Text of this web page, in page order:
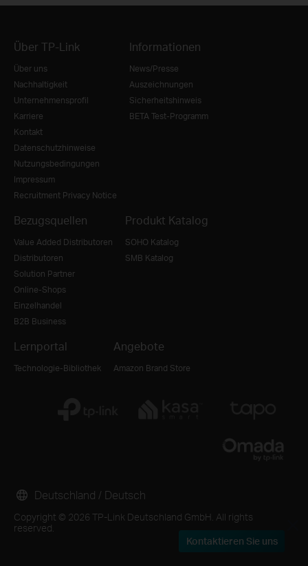
Über TP-Link
Über uns
Nachhaltigkeit
Unternehmensprofil
Karriere
Kontakt
Datenschutzhinweise
Nutzungsbedingungen
Impressum
Recruitment Privacy Notice
Informationen
News/Presse
Auszeichnungen
Sicherheitshinweis
BETA Test-Programm
Bezugsquellen
Value Added Distributoren
Distributoren
Solution Partner
Online-Shops
Einzelhandel
B2B Business
Produkt Katalog
SOHO Katalog
SMB Katalog
Lernportal
Technologie-Bibliothek
Angebote
Amazon Brand Store
Copyright © 2026 TP-Link Deutschland GmbH. All rights
reserved.
Deutschland / Deutsch
Kontaktieren Sie uns